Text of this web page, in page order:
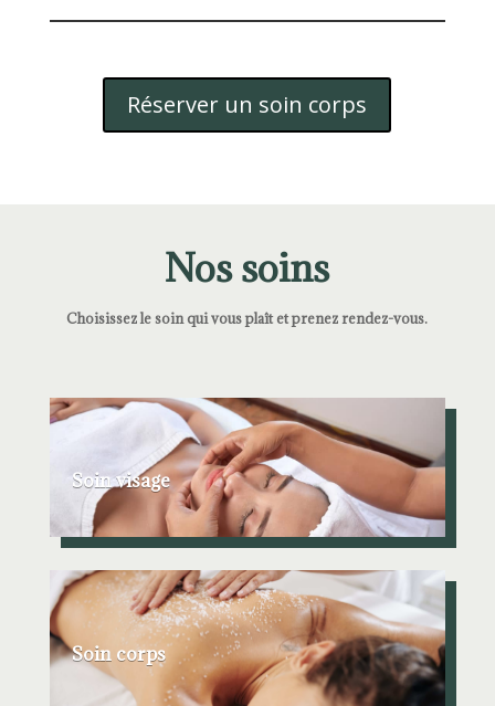
Réserver un soin corps
Nos soins
Choisissez le soin qui vous plaît et prenez rendez-vous.
Soin visage
Soin corps